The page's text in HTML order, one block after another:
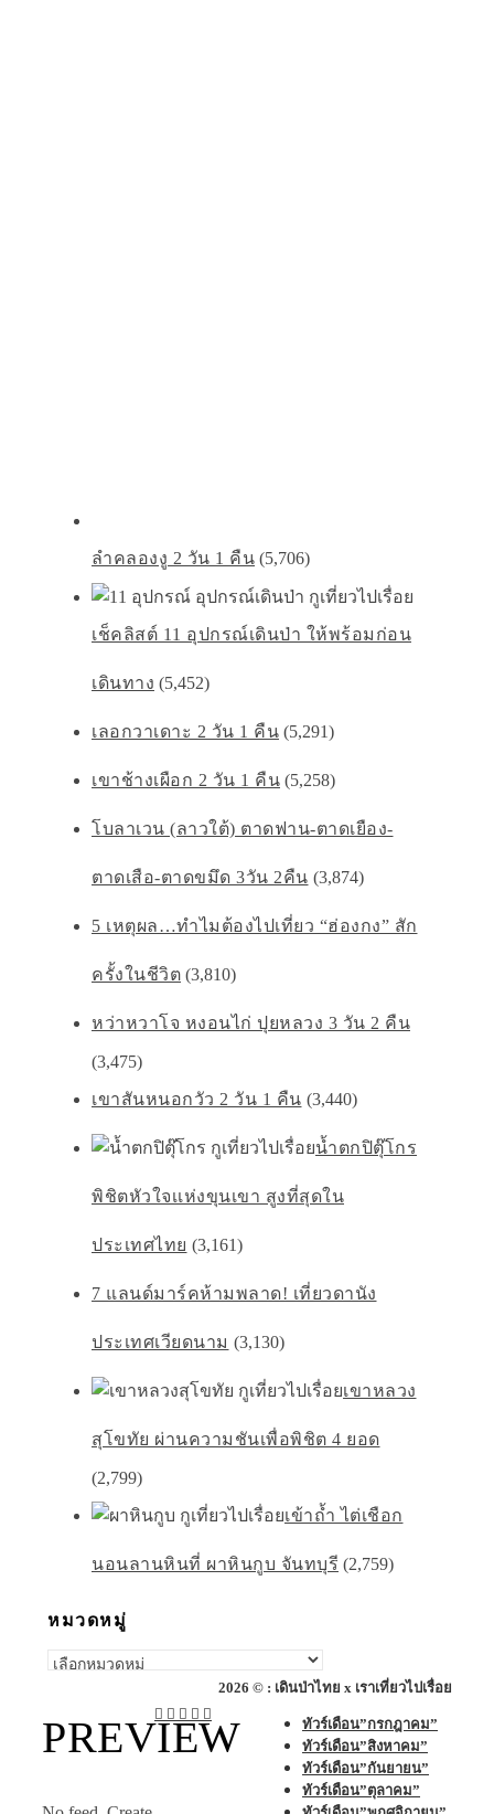
ลำคลองงู 2 วัน 1 คืน (5,706)
เช็คลิสต์ 11 อุปกรณ์เดินป่า ให้พร้อมก่อน
เดินทาง (5,452)
เลอกวาเดาะ 2 วัน 1 คืน (5,291)
เขาช้างเผือก 2 วัน 1 คืน (5,258)
โบลาเวน (ลาวใต้) ตาดฟาน-ตาดเยือง-
ตาดเสือ-ตาดขมึด 3วัน 2คืน (3,874)
5 เหตุผล…ทำไมต้องไปเที่ยว “ฮ่องกง” สัก
ครั้งในชีวิต (3,810)
หว่าหวาโจ หงอนไก่ ปุยหลวง 3 วัน 2 คืน
(3,475)
เขาสันหนอกวัว 2 วัน 1 คืน (3,440)
น้ำตกปิตุ๊โกร
พิชิตหัวใจเเห่งขุนเขา สูงที่สุดใน
ประเทศไทย (3,161)
7 แลนด์มาร์คห้ามพลาด! เที่ยวดานัง
ประเทศเวียดนาม (3,130)
เขาหลวง
สุโขทัย ผ่านความชันเพื่อพิชิต 4 ยอด
(2,799)
เข้าถ้ำ ไต่เชือก
นอนลานหินที่ ผาหินกูบ จันทบุรี (2,759)
หมวดหมู่
หมวด
PREVIEW
2026 © : เดินป่าไทย x เราเที่ยวไปเรื่อย
ทัวร์เดือน”กรกฎาคม”
ทัวร์เดือน”สิงหาคม”
ทัวร์เดือน”กันยายน”
ทัวร์เดือน”ตุลาคม”